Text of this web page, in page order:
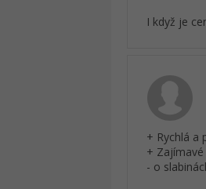
I když je
+ Rychlá a
+
- o